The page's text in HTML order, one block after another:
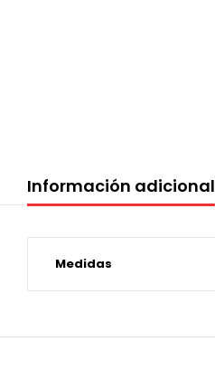
Información adicional
Medidas